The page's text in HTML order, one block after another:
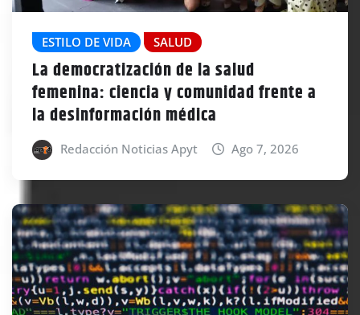
ESTILO DE VIDA SALUD
La democratización de la salud
femenina: ciencia y comunidad frente a
la desinformación médica
Redacción Noticias Apyt Ago 7, 2026